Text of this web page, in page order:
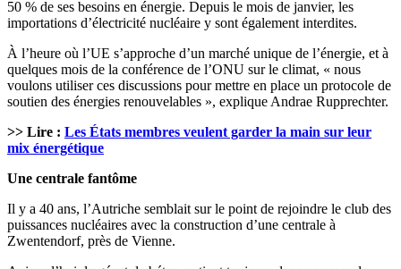
50 % de ses besoins en énergie. Depuis le mois de janvier, les
importations d’électricité nucléaire y sont également interdites.
À l’heure où l’UE s’approche d’un marché unique de l’énergie, et à
quelques mois de la conférence de l’ONU sur le climat, « nous
voulons utiliser ces discussions pour mettre en place un protocole de
soutien des énergies renouvelables », explique Andrae Rupprechter.
>> Lire : Les États membres veulent garder la main sur leur
mix énergétique
Une centrale fantôme
Il y a 40 ans, l’Autriche semblait sur le point de rejoindre le club des
puissances nucléaires avec la construction d’une centrale à
Zwentendorf, près de Vienne.